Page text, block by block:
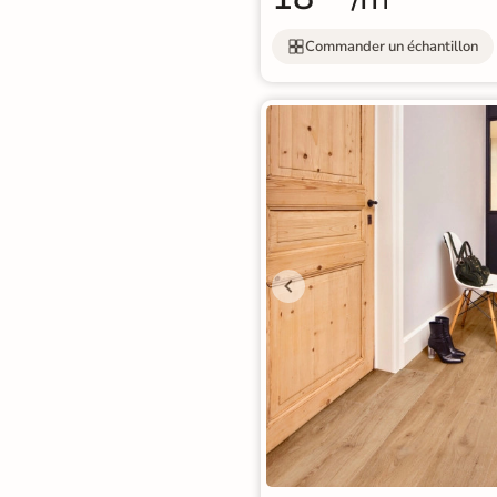
contact@reflex-groupe.fr
Service
fiable
Commander un échantillon